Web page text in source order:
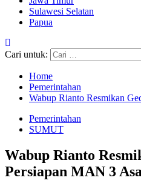
Sulawesi Selatan
Papua
Cari untuk:
Home
Pemerintahan
Wabup Rianto Resmikan
Pemerintahan
SUMUT
Wabup Rianto
Persiapan MAN 3